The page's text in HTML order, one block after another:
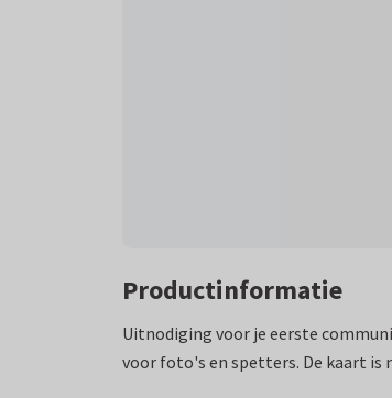
Productinformatie
Uitnodiging voor je eerste
voor foto's en spetters. De kaart